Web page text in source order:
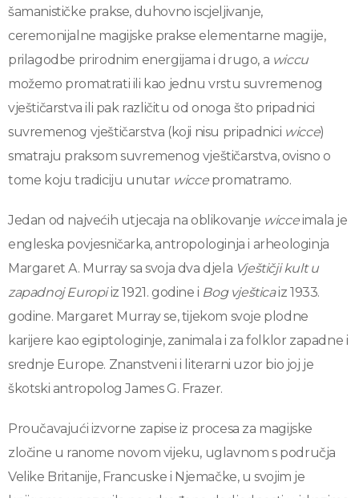
šamanističke prakse, duhovno iscjeljivanje,
ceremonijalne magijske prakse elementarne magije,
prilagodbe prirodnim energijama i drugo, a wiccu
možemo promatrati ili kao jednu vrstu suvremenog
vještičarstva ili pak različitu od onoga što pripadnici
suvremenog vještičarstva (koji nisu pripadnici wicce)
smatraju praksom suvremenog vještičarstva, ovisno o
tome koju tradiciju unutar wiccepromatramo.
Jedan od najvećih utjecaja na oblikovanje wicceimala je
engleska povjesničarka, antropologinja i arheologinja
Margaret A. Murray sa svoja dva djela Vještičji kult u
zapadnoj Europiiz 1921. godine i Bog vješticaiz 1933.
godine. Margaret Murray se, tijekom svoje plodne
karijere kao egiptologinje, zanimala i za folklor zapadne i
srednje Europe. Znanstveni i literarni uzor bio joj je
škotski antropolog James G. Frazer.
Proučavajući izvorne zapise iz procesa za magijske
zločine u ranome novom vijeku, uglavnom s područja
Velike Britanije, Francuske i Njemačke, u svojim je